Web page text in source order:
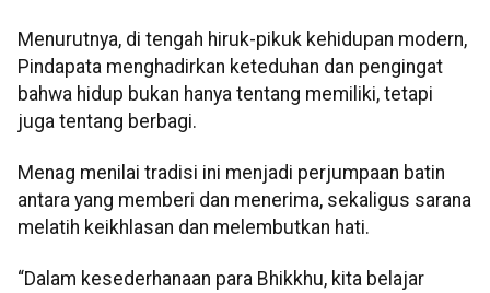
Menurutnya, di tengah hiruk-pikuk kehidupan modern,
Pindapata menghadirkan keteduhan dan pengingat
bahwa hidup bukan hanya tentang memiliki, tetapi
juga tentang berbagi.
Menag menilai tradisi ini menjadi perjumpaan batin
antara yang memberi dan menerima, sekaligus sarana
melatih keikhlasan dan melembutkan hati.
“Dalam kesederhanaan para Bhikkhu, kita belajar